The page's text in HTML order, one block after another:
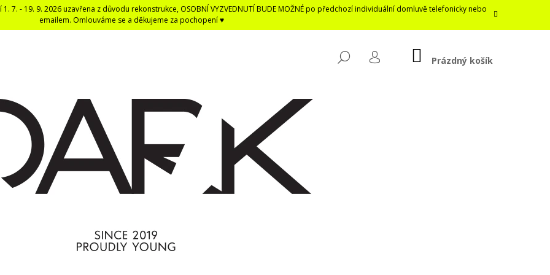
7. - 19. 9. 2026 uzavřena z důvodu rekonstrukce, OSOBNÍ VYZVEDNUTÍ BUDE MOŽNÉ po předchozí individuální domluvě telefonicky nebo
emailem. Omlouváme se a děkujeme za pochopení ♥
HLEDAT
PŘIHLÁŠENÍ
NÁKUPNÍ
KOŠÍK
Prázdný košík
HLEDAT
DOPORUČUJEME